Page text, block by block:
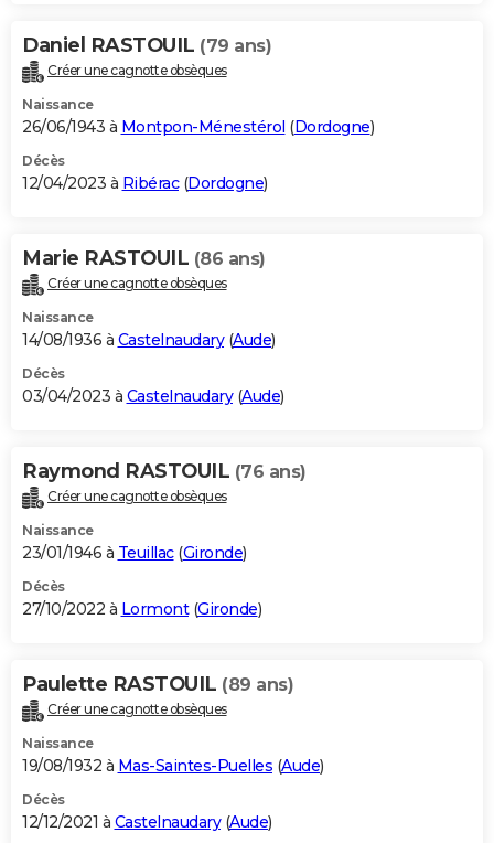
Daniel RASTOUIL (79 ans)
Créer une cagnotte obsèques
Naissance
26/06/1943 à Montpon-Ménestérol (Dordogne)
Décès
12/04/2023 à Ribérac(Dordogne)
Marie RASTOUIL (86 ans)
Créer une cagnotte obsèques
Naissance
14/08/1936 à Castelnaudary(Aude)
Décès
03/04/2023 à Castelnaudary(Aude)
Raymond RASTOUIL (76 ans)
Créer une cagnotte obsèques
Naissance
23/01/1946 à Teuillac(Gironde)
Décès
27/10/2022 à Lormont(Gironde)
Paulette RASTOUIL (89 ans)
Créer une cagnotte obsèques
Naissance
19/08/1932 à Mas-Saintes-Puelles (Aude)
Décès
12/12/2021 à Castelnaudary(Aude)